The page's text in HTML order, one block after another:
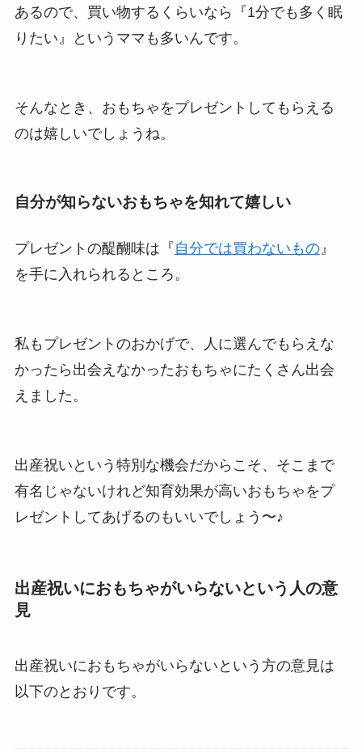
あるので、買い物するくらいなら『1分でも多く眠
りたい』というママも多いんです。
そんなとき、おもちゃをプレゼントしてもらえる
のは嬉しいでしょうね。
自分が知らないおもちゃを知れて嬉しい
プレゼントの醍醐味は『 自分では買わないもの』
を手に入れられるところ。
私もプレゼントのおかげで、人に選んでもらえな
かったら出会えなかったおもちゃにたくさん出会
えました。
出産祝いという特別な機会だからこそ、そこまで
有名じゃないけれど知育効果が高いおもちゃをプ
レゼントしてあげるのもいいでしょう〜♪
出産祝いにおもちゃがいらないという人の意
見
出産祝いにおもちゃがいらないという方の意見は
以下のとおりです。